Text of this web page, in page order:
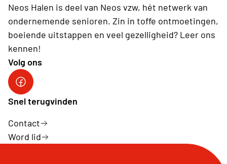
Neos Halen is deel van Neos vzw, hét netwerk van
ondernemende senioren. Zin in toffe ontmoetingen,
boeiende uitstappen en veel gezelligheid? Leer ons
kennen!
Volg ons
Snel terugvinden
Contact
Word lid